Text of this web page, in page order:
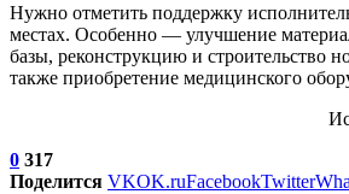
Нужно отметить поддержку
местах. Особенно — улучшение
базы, реконструкцию и строительство
также приобретение медицинского
0 317
Поделится VKOK.ruFacebookTwitter